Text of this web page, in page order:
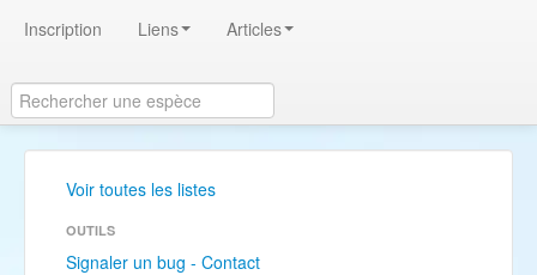
Inscription Liens Articles
Voir toutes les listes
OUTILS
Signaler un bug - Contact